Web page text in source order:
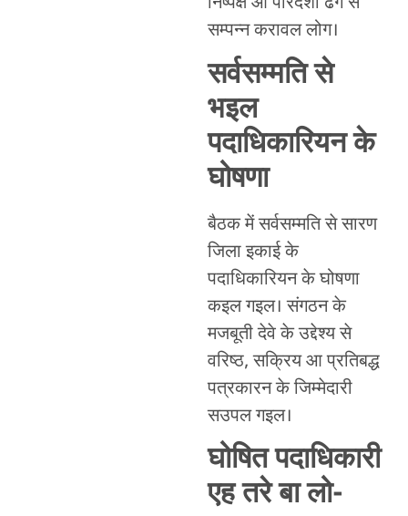
सम्पन्न करावल लोग।
सर्वसम्मति से
भइल
पदाधिकारियन के
घोषणा
बैठक में सर्वसम्मति से सारण
जिला इकाई के
पदाधिकारियन के घोषणा
कइल गइल। संगठन के
मजबूती देवे के उद्देश्य से
वरिष्ठ, सक्रिय आ प्रतिबद्ध
पत्रकारन के जिम्मेदारी
सउपल गइल।
घोषित पदाधिकारी
एह तरे बा लो-